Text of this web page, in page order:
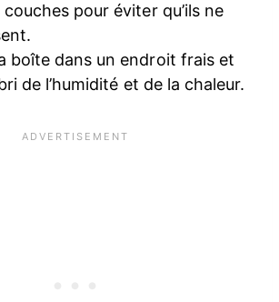
pour éviter qu’ils ne
boîte dans un endroit frais et
de l’humidité et de la chaleur.